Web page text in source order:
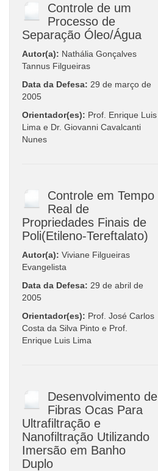
Controle de um
Processo de
Separação Óleo/Água
Autor(a): Nathália Gonçalves
Tannus Filgueiras
Data da Defesa: 29 de março de
2005
Orientador(es): Prof. Enrique Luis
Lima e Dr. Giovanni Cavalcanti
Nunes
Controle em Tempo
Real de
Propriedades Finais de
Poli(Etileno-Tereftalato)
Autor(a): Viviane Filgueiras
Evangelista
Data da Defesa: 29 de abril de
2005
Orientador(es): Prof. José Carlos
Costa da Silva Pinto e Prof.
Enrique Luis Lima
Desenvolvimento de
Fibras Ocas Para
Ultrafiltração e
Nanofiltração Utilizando
Imersão em Banho
Duplo